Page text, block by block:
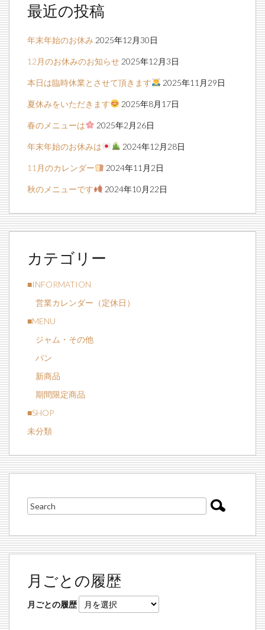
最近の投稿
年末年始のお休み 2025年12月30日
12月のお休みのお知らせ 2025年12月3日
本日は臨時休業とさせて頂きます 2025年11月29日
夏休みをいただきます 2025年8月17日
春のメニューは 2025年2月26日
年末年始のお休みは 2024年12月28日
11月のカレンダー 2024年11月2日
秋のメニューです 2024年10月22日
カテゴリー
■INFORMATION
営業カレンダー（定休日）
■MENU
ジャム・その他
パン
新商品
期間限定商品
■SHOP
未分類
月ごとの履歴
月ごとの履歴